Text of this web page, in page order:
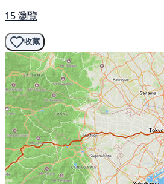
15 瀏覽
收藏